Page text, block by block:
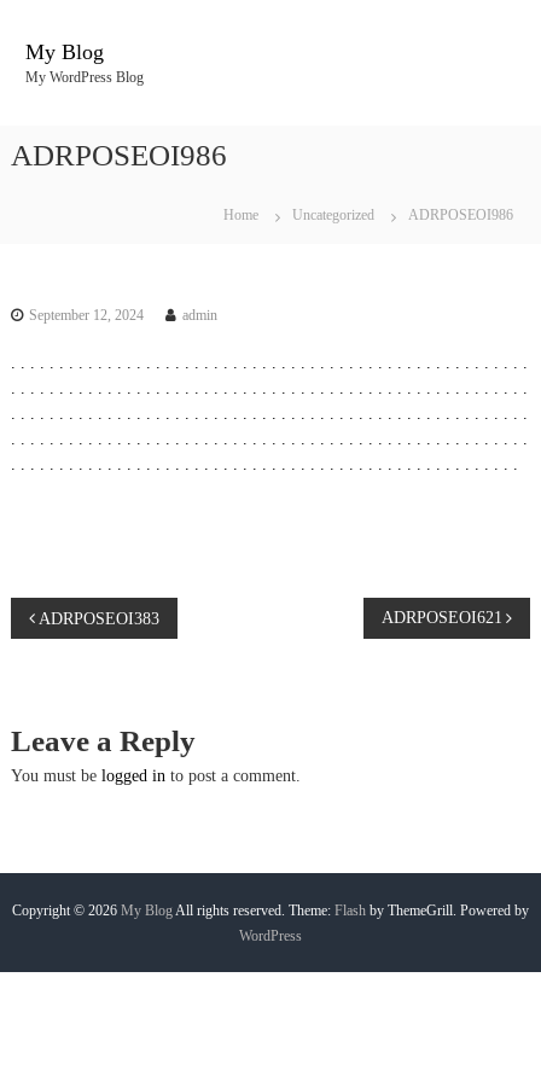
My Blog
My WordPress Blog
ADRPOSEOI986
Home Uncategorized ADRPOSEOI986
September 12, 2024 admin
. . . . . . . . . . . . . . . . . . . . . . . . . . . . . . . . . . . . . . . . . . . . . . . . . . . . . .
. . . . . . . . . . . . . . . . . . . . . . . . . . . . . . . . . . . . . . . . . . . . . . . . . . . . . .
. . . . . . . . . . . . . . . . . . . . . . . . . . . . . . . . . . . . . . . . . . . . . . . . . . . . . .
. . . . . . . . . . . . . . . . . . . . . . . . . . . . . . . . . . . . . . . . . . . . . . . . . . . . . .
. . . . . . . . . . . . . . . . . . . . . . . . . . . . . . . . . . . . . . . . . . . . . . . . . . . . .
P
s
t
a
ADRPOSEOI383 ADRPOSEOI621
Leave a Reply
You must be logged into post a comment.
Copyright © 2026 My BlogAll rights reserved. Theme: Flash by ThemeGrill. Powered by
WordPress